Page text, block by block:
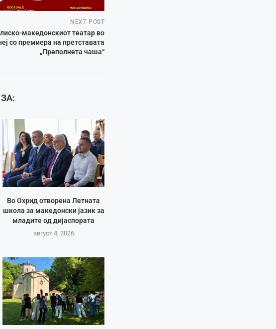
NEXT POST
македонскиот театар во
со премиера на претставата
„Преполнета чаша“
Во Охрид отворена Летната
школа за македонски јазик за
младите од дијаспората
август 4, 2026